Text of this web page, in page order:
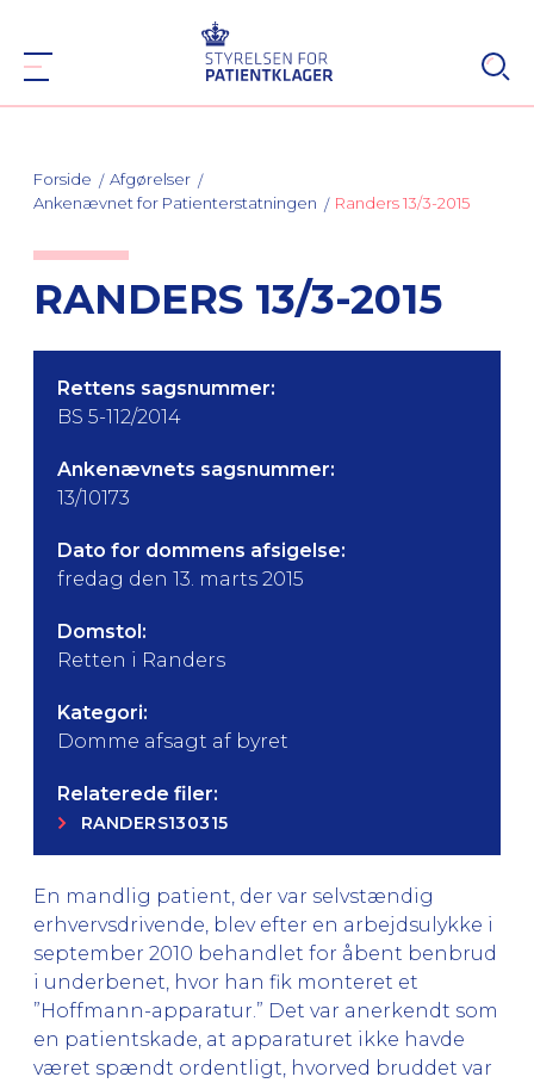
Forside
Afgørelser
Ankenævnet for Patienterstatningen
Randers 13/3-2015
RANDERS 13/3-2015
Rettens sagsnummer:
BS 5-112/2014
Ankenævnets sagsnummer:
13/10173
Dato for dommens afsigelse:
fredag den 13. marts 2015
Domstol:
Retten i Randers
Kategori:
Domme afsagt af byret
Relaterede filer:
RANDERS130315
En mandlig patient, der var selvstændig
erhvervsdrivende, blev efter en arbejdsulykke i
september 2010 behandlet for åbent benbrud
i underbenet, hvor han fik monteret et
”Hoffmann-apparatur.” Det var anerkendt som
en patientskade, at apparaturet ikke havde
været spændt ordentligt, hvorved bruddet var